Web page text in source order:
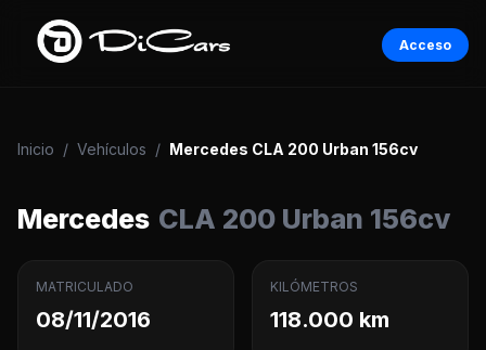
Acceso
Inicio / Vehículos / Mercedes CLA 200 Urban 156cv
Mercedes CLA 200 Urban 156cv
MATRICULADO
08/11/2016
KILÓMETROS
118.000 km